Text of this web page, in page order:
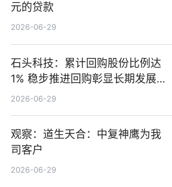
元的贷款
2026-06-29
石头科技：累计回购股份比例达
1% 稳步推进回购彰显长期发展
信心 新动态
2026-06-29
观察：道生天合：中复神鹰为我
司客户
2026-06-29